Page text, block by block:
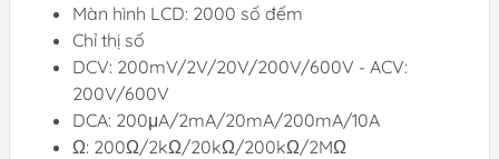
Màn hình LCD: 2000 số đếm
Chỉ thị số
DCV: 200mV/2V/20V/200V/600V - ACV:
200V/600V
DCA: 200μA/2mA/20mA/200mA/10A
Ω: 200Ω/2kΩ/20kΩ/200kΩ/2MΩ